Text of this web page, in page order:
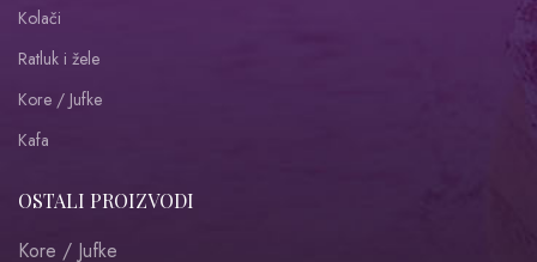
Kolači
Ratluk i žele
Kore / Jufke
Kafa
OSTALI PROIZVODI
Kore / Jufke